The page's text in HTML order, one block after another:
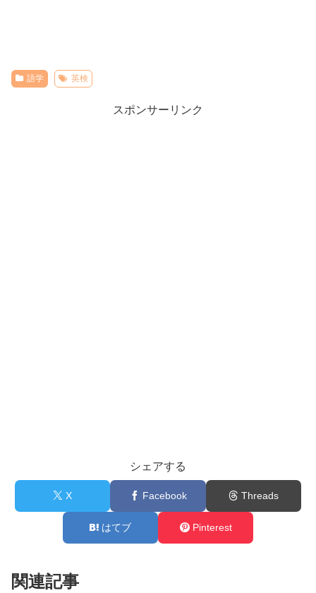
語学 英検
スポンサーリンク
シェアする
X Facebook Threads
はてブ Pinterest
関連記事